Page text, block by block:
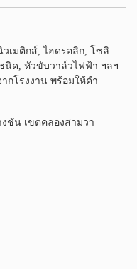
เมติกส์, ไฮดรอลิก, โซลิ
นิด, หัวขับวาล์วไฟฟ้า ฯลฯ
กโรงงาน พร้อมให้คำ
ชัน เขตคลองสามวา